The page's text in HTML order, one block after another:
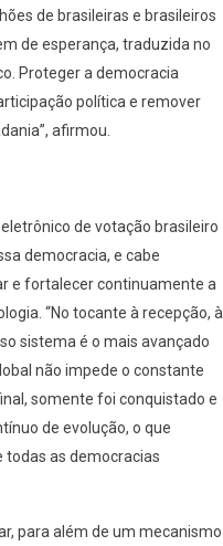
de brasileiras e brasileiros
de esperança, traduzida no
Proteger a democracia
política e remover
afirmou.
de votação brasileiro
democracia, e cabe
e fortalecer continuamente a
“No tocante à recepção, à
sistema é o mais avançado
não impede o constante
somente foi conquistado e
de evolução, o que
todas as democracias
para além de um mecanismo